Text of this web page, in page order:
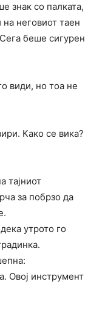
знак со палката,
неговиот таен
беше сигурен
види, но тоа не
Како се вика?
тајниот
за побрзо да
утрото го
Овој инструмент